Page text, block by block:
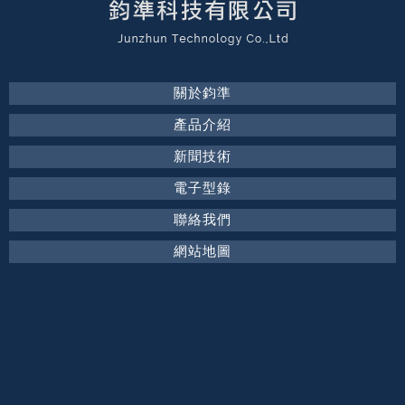
關於鈞準
產品介紹
新聞技術
電子型錄
聯絡我們
網站地圖